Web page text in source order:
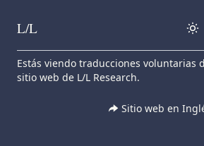
Skip to content
L/L
Estás viendo traducciones voluntarias
sitio web de L/L Research.
Sitio web en